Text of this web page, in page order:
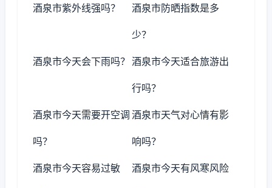
酒泉市紫外线强吗？ 酒泉市防晒指数是多
少？
酒泉市今天会下雨吗？ 酒泉市今天适合旅游出
行吗？
酒泉市今天需要开空调
吗？
酒泉市天气对心情有影
响吗？
酒泉市今天容易过敏 酒泉市今天有风寒风险